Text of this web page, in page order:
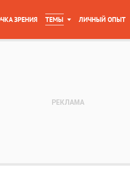
ЗРЕНИЯ ТЕМЫ ЛИЧНЫЙ ОПЫТ